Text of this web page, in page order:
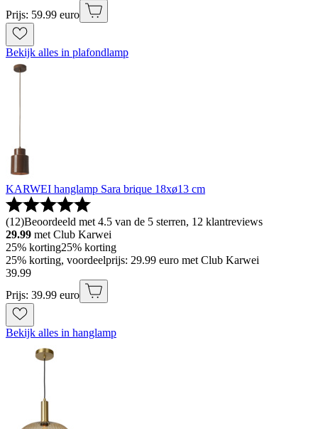
Prijs: 59.99 euro
Bekijk alles in plafondlamp
KARWEI hanglamp Sara brique 18xø13 cm
(12)Beoordeeld met 4.5 van de 5 sterren, 12 klantreviews
29.99 met Club Karwei
25% korting25% korting
25% korting, voordeelprijs: 29.99 euro met Club Karwei
39.99
Prijs: 39.99 euro
Bekijk alles in hanglamp